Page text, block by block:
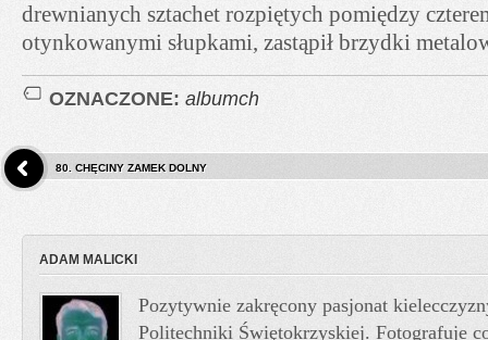
drewnianych sztachet rozpiętych pomiędzy
otynkowanymi słupkami, zastąpił brzydki
OZNACZONE: albumch
80. CHĘCINY ZAMEK DOLNY
ADAM MALICKI
Pozytywnie zakręcony pasjonat
Politechniki Świętokrzyskiej. Fotografuje